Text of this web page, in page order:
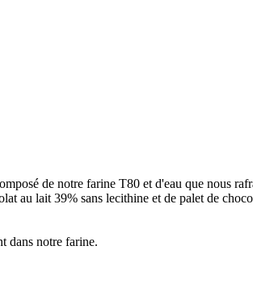
de notre farine T80 et d'eau que nous
au lait 39% sans lecithine et de palet de
dans notre farine.